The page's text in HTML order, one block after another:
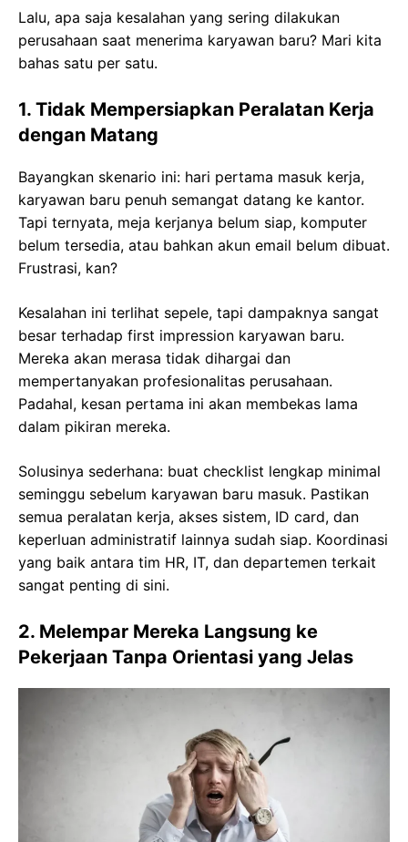
Lalu, apa saja kesalahan yang sering dilakukan
perusahaan saat menerima karyawan baru? Mari kita
bahas satu per satu.
1. Tidak Mempersiapkan Peralatan Kerja
dengan Matang
Bayangkan skenario ini: hari pertama masuk kerja,
karyawan baru penuh semangat datang ke kantor.
Tapi ternyata, meja kerjanya belum siap, komputer
belum tersedia, atau bahkan akun email belum dibuat.
Frustrasi, kan?
Kesalahan ini terlihat sepele, tapi dampaknya sangat
besar terhadap first impression karyawan baru.
Mereka akan merasa tidak dihargai dan
mempertanyakan profesionalitas perusahaan.
Padahal, kesan pertama ini akan membekas lama
dalam pikiran mereka.
Solusinya sederhana: buat checklist lengkap minimal
seminggu sebelum karyawan baru masuk. Pastikan
semua peralatan kerja, akses sistem, ID card, dan
keperluan administratif lainnya sudah siap. Koordinasi
yang baik antara tim HR, IT, dan departemen terkait
sangat penting di sini.
2. Melempar Mereka Langsung ke
Pekerjaan Tanpa Orientasi yang Jelas